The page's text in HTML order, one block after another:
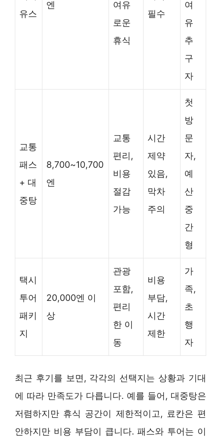
유스
엔
여유
로운
휴식
필수
여
유
추
구
자
교통
패스
+ 대
중탕
8,700~10,700
엔
교통
편리,
비용
절감
가능
시간
제약
있음,
막차
주의
첫
방
문
자,
예
산
중
간
형
택시
투어
패키
지
20,000엔 이
상
관광
포함,
편리
한 이
동
비용
부담,
시간
제한
가
족,
초
행
자
최근 후기를 보면, 각각의 선택지는 상황과 기대
에 따라 만족도가 다릅니다. 예를 들어, 대중탕은
저렴하지만 휴식 공간이 제한적이고, 료칸은 편
안하지만 비용 부담이 큽니다. 패스와 투어는 이